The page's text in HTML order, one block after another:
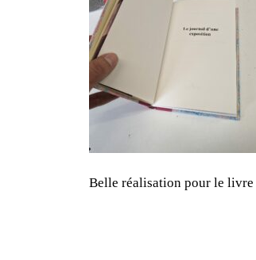
Belle réalisation pour le livre